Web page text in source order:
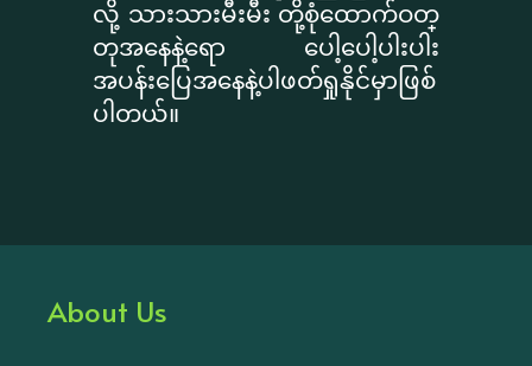
လို့ သားသားမီးမီး တို့စုံထောက်ဝတ္
တုအနေနဲ့ရော ပေါ့ပေါ့ပါးပါး
အပန်းပြေအနေနဲ့ပါဖတ်ရှုနိုင်မှာဖြစ်
ပါတယ်။
About Us